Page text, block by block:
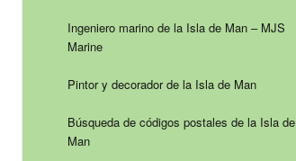
Ingeniero marino de la Isla de Man – MJS
Marine
Pintor y decorador de la Isla de Man
Búsqueda de códigos postales de la Isla de
Man